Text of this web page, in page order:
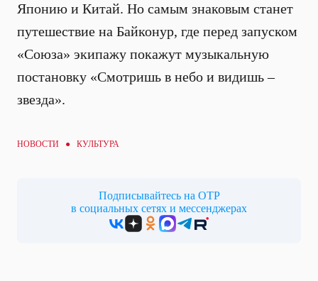
Японию и Китай. Но самым знаковым станет
путешествие на Байконур, где перед запуском
«Союза» экипажу покажут музыкальную
постановку «Смотришь в небо и видишь –
звезда».
НОВОСТИ ● КУЛЬТУРА
Подписывайтесь на ОТР
в социальных сетях и мессенджерах